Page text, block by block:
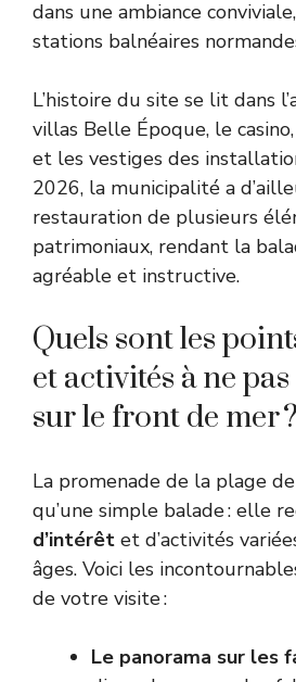
dans une ambiance
stations balnéaires
L’histoire du site se lit dans
villas Belle Époque, le
et les vestiges des
2026, la municipalité a
restauration de plusieurs
patrimoniaux, rendant la
agréable et instructive.
Quels sont les
et activités à ne
sur le front de mer ?
La promenade de la plage de
qu’une simple balade : elle
d’intérêt et d’activités
âges. Voici les
de votre visite :
Le panorama sur les